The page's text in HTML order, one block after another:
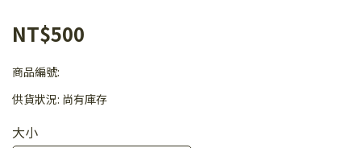
NT$500
商品編號:
供貨狀況: 尚有庫存
大小